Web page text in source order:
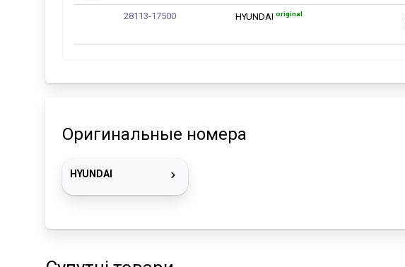
28113-17500 HYUNDAI original
Оригинальные номера
HYUNDAI